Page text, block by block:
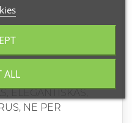
ELEGANTISKAS,
NE PER
ALL